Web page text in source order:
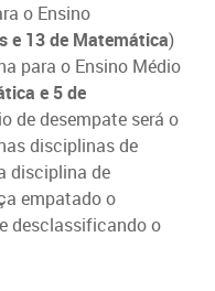
o Ensino
e 13 de Matemática)
para o Ensino Médio
e 5 de
de desempate será o
disciplinas de
disciplina de
empatado o
desclassificando o